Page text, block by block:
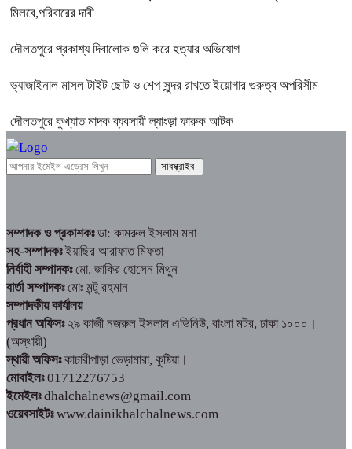
মিলবে,পরিবারের দাবী
দৌলতপুরে প্রকাশ্য দিবালোক গুলি করে হত্যার অভিযোগ
ভ্যাজাইনাল মাসল টাইট ছোট ও শেপ সুন্দর রাখতে ইয়োগার গুরুত্ব অপরিসীম
দৌলতপুরে কুখ্যাত মাদক ব্যবসায়ী ল্যাংড়া ফারুক আটক
সম্পাদক ও প্রকাশকঃডা: কামরুল ইসলাম মনা
সহ-সম্পাদকঃইয়াছির আরাফাত মিফতা
নির্বাহী সম্পাদকঃমো. জাকির হোসেন মিথুন
বার্তা সম্পাদকঃমোঃ মন্টু রহমান
সম্পাদকীয় কার্যালয়
প্রধান অফিসঃ২৯ কাজী নজরুল ইসলাম এভিনিউ, বাংলা মটর, ঢাকা ১০০০।
(অস্থায়ী)
স্থায়ী অফিসঃকাচারীপাড়া ভেড়ামারা, কুষ্টিয়া।
মোবাইলঃ01712276753
ইমেইলঃdhalchalnews@gmail.com
ওয়েবসাইটঃwww.dainikhalchalnews.com